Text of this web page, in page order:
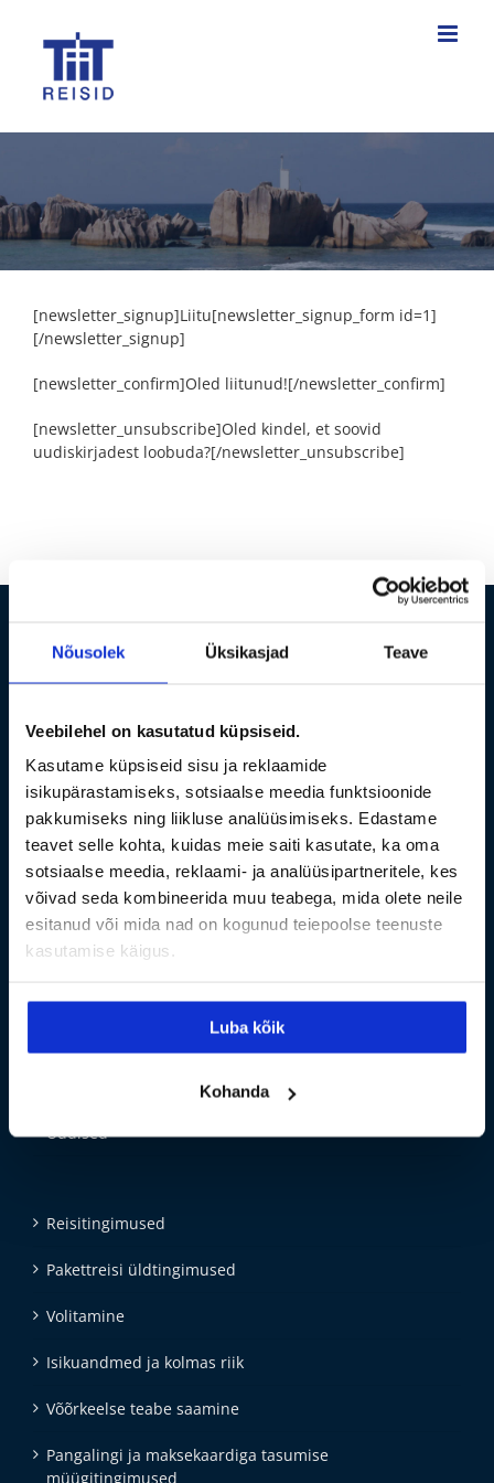
Nõusolek Üksikasjad Teave
Veebilehel on kasutatud küpsiseid.
Kasutame küpsiseid sisu ja reklaamide
isikupärastamiseks, sotsiaalse meedia funktsioonide
pakkumiseks ning liikluse analüüsimiseks. Edastame
teavet selle kohta, kuidas meie saiti kasutate, ka oma
sotsiaalse meedia, reklaami- ja analüüsipartneritele, kes
võivad seda kombineerida muu teabega, mida olete neile
esitanud või mida nad on kogunud teiepoolse teenuste
kasutamise käigus.
Luba kõik
Kohanda
[newsletter_signup]Liitu[newsletter_signup_form id=1]
[/newsletter_signup]
[newsletter_confirm]Oled liitunud![/newsletter_confirm]
[newsletter_unsubscribe]Oled kindel, et soovid
uudiskirjadest loobuda?[/newsletter_unsubscribe]
TIIT-REISID OÜ
tallinn@tiitreisid.ee
hiiumaa@tiitreisid.ee
Tallinn 10120, Raua 36-305 ;
Hiiumaa, Kärdla 92411, Sadama 13
Registrikood: 10055108
KMKR nr: EE100455982
Pakettreisilepingu teabeleht
Uudised
Reisitingimused
Pakettreisi üldtingimused
Volitamine
Isikuandmed ja kolmas riik
Võõrkeelse teabe saamine
Pangalingi ja maksekaardiga tasumise
müügitingimused